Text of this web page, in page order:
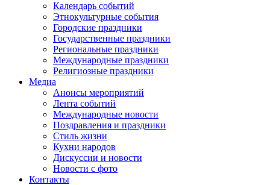
Календарь событий
Этнокультурные события
Городские праздники
Государственные праздники
Региональные праздники
Международные праздники
Религиозные праздники
Медиа
Анонсы мероприятий
Лента событий
Международные новости
Поздравления и праздники
Cтиль жизни
Кухни народов
Дискуссии и новости
Новости с фото
Контакты